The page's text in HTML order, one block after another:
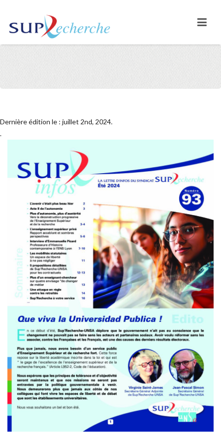
Dernière édition le : juillet 2nd, 2024.
.